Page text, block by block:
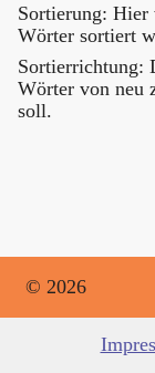
Sortierung: Hier
Wörter sortiert
Sortierrichtung:
Wörter von neu
soll.
© 2026